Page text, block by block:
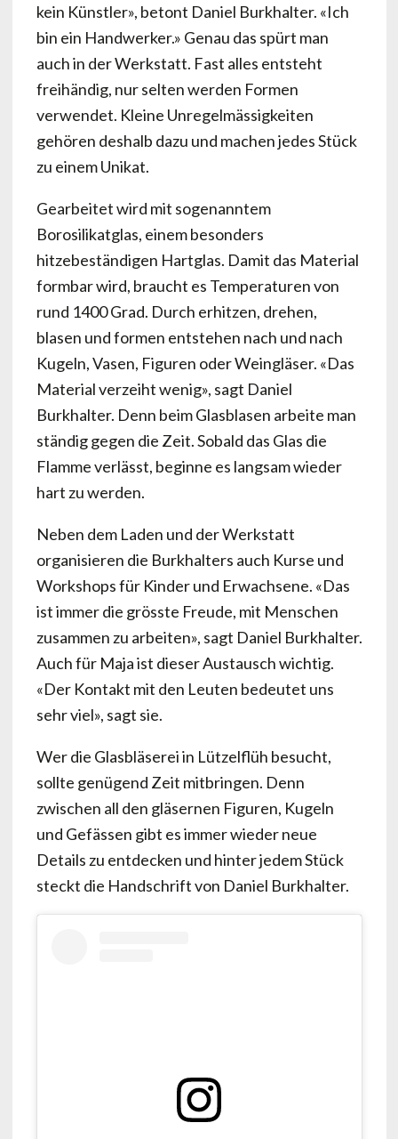
kein Künstler», betont Daniel Burkhalter. «Ich
bin ein Handwerker.» Genau das spürt man
auch in der Werkstatt. Fast alles entsteht
freihändig, nur selten werden Formen
verwendet. Kleine Unregelmässigkeiten
gehören deshalb dazu und machen jedes Stück
zu einem Unikat.
Gearbeitet wird mit sogenanntem
Borosilikatglas, einem besonders
hitzebeständigen Hartglas. Damit das Material
formbar wird, braucht es Temperaturen von
rund 1400 Grad. Durch erhitzen, drehen,
blasen und formen entstehen nach und nach
Kugeln, Vasen, Figuren oder Weingläser. «Das
Material verzeiht wenig», sagt Daniel
Burkhalter. Denn beim Glasblasen arbeite man
ständig gegen die Zeit. Sobald das Glas die
Flamme verlässt, beginne es langsam wieder
hart zu werden.
Neben dem Laden und der Werkstatt
organisieren die Burkhalters auch Kurse und
Workshops für Kinder und Erwachsene. «Das
ist immer die grösste Freude, mit Menschen
zusammen zu arbeiten», sagt Daniel Burkhalter.
Auch für Maja ist dieser Austausch wichtig.
«Der Kontakt mit den Leuten bedeutet uns
sehr viel», sagt sie.
Wer die Glasbläserei in Lützelflüh besucht,
sollte genügend Zeit mitbringen. Denn
zwischen all den gläsernen Figuren, Kugeln
und Gefässen gibt es immer wieder neue
Details zu entdecken und hinter jedem Stück
steckt die Handschrift von Daniel Burkhalter.